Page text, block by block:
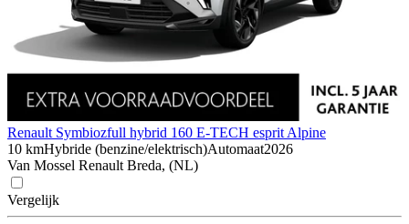
Renault Symbiozfull hybrid 160 E-TECH esprit Alpine
10 kmHybride (benzine/elektrisch)Automaat2026
Van Mossel Renault Breda, (NL)
Vergelijk